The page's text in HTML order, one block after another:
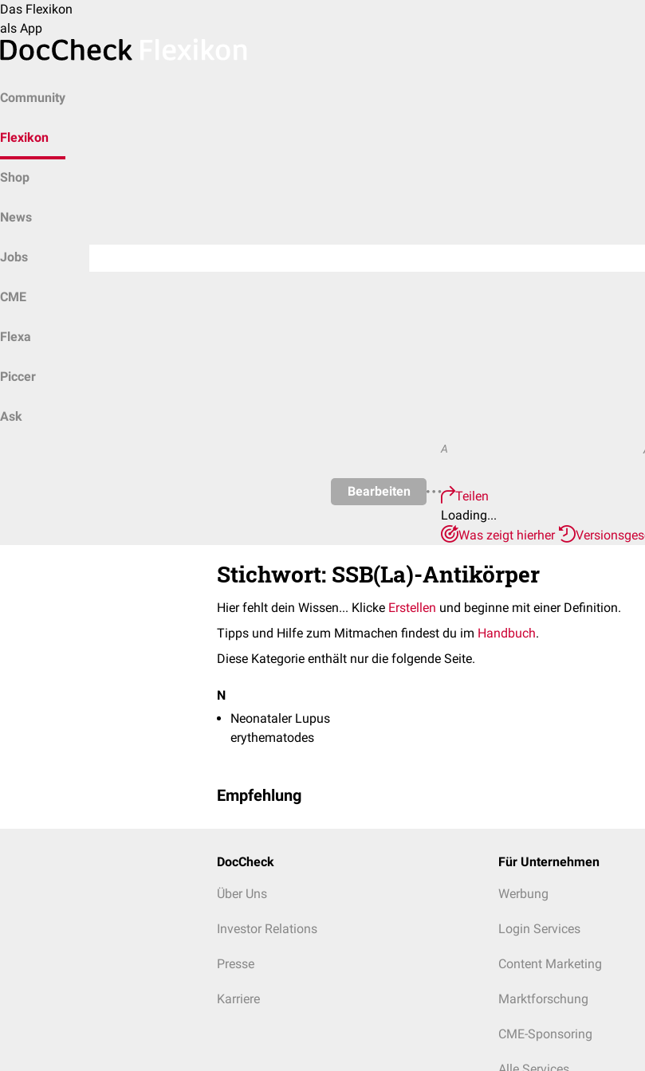
Das Flexikon
als App
Community
Flexikon
Shop
News
Jobs
CME
Flexa
Piccer
Ask
Bearbeiten
A
Teilen
Loading...
Was zeigt hierher
Stichwort: SSB(La)-Antikörper
Hier fehlt dein Wissen... Klicke Erstellen und beginne mit einer Definition.
Tipps und Hilfe zum Mitmachen findest du im Handbuch.
Diese Kategorie enthält nur die folgende Seite.
N
Neonataler Lupus
erythematodes
Empfehlung
DocCheck
Über Uns
Investor Relations
Presse
Karriere
Für Unternehmen
Werbung
Login Services
Content Marketing
Marktforschung
CME-Sponsoring